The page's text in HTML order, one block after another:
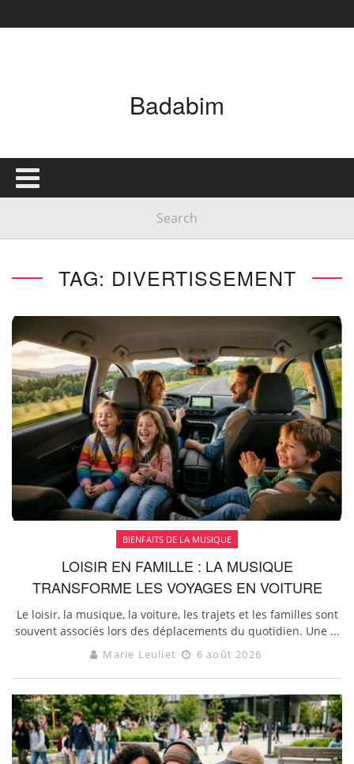
Badabim
TAG: DIVERTISSEMENT
BIENFAITS DE LA MUSIQUE
LOISIR EN FAMILLE : LA MUSIQUE
TRANSFORME LES VOYAGES EN VOITURE
Le loisir, la musique, la voiture, les trajets et les familles sont
souvent associés lors des déplacements du quotidien. Une ...
Marie Leuliet 6 août 2026